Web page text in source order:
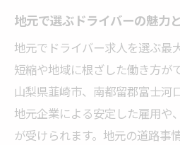
トラックとタクシーの
高収入を実現できる
とは
未経験でも狙える高
見つけ方
地元で選ぶドライバーの魅力
地元でドライバー求人を選ぶ最
短縮や地域に根ざした働き方が
山梨県韮崎市、南都留郡富士河
地元企業による安定した雇用や
が受けられます。地元の道路事